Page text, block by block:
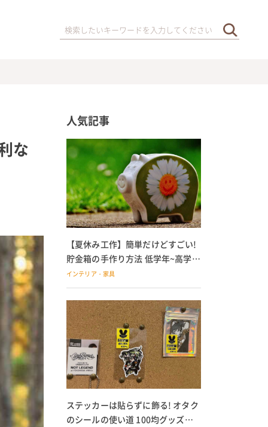
な
人気記事
【夏休み工作】簡単だけどすごい!
貯金箱の手作り方法 低学年~高学年
の子どもにも
インテリア・家具
ステッカーは貼らずに飾る! オタク
のシールの使い道 100均グッズで